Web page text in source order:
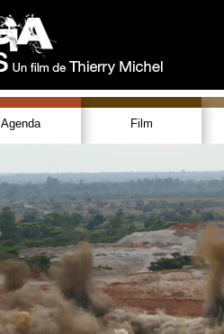
Agenda Film